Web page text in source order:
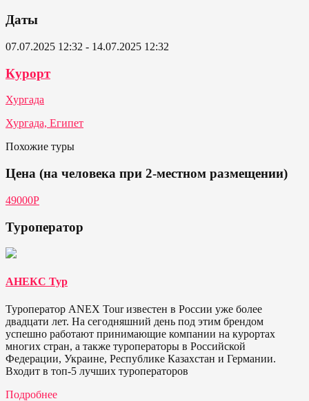
Даты
07.07.2025 12:32 - 14.07.2025 12:32
Курорт
Хургада
Хургада, Египет
Похожие туры
Цена (на человека при 2-местном размещении)
49000P
Туроператор
АНЕКС Тур
Туроператор ANEX Tour известен в России уже более
двадцати лет. На сегодняшний день под этим брендом
успешно работают принимающие компании на курортах
многих стран, а также туроператоры в Российской
Федерации, Украине, Республике Казахстан и Германии.
Входит в топ-5 лучших туроператоров
Подробнее